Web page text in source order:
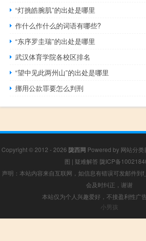
“灯挑皓腕肌”的出处是哪里
作什么作什么的词语有哪些?
“东序罗圭瑞”的出处是哪里
武汉体育学院各校区排名
“望中见此两州山”的出处是哪里
挪用公款罪要怎么判刑
Copyright © 2012 - 2026 陇西网 Powered by 网站分类
图 | 疑难解答 陇ICP备
声明：本站内容来自互联网，如信息有错误可发邮件到
会及时纠正，谢谢
本站仅为个人兴趣爱好，不接盈利性广
小男孩